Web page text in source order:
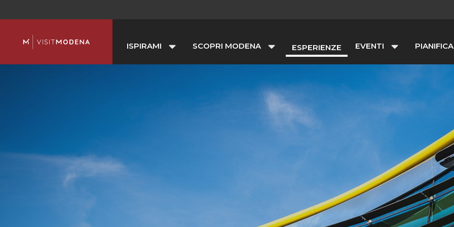
ISPIRAMI SCOPRI MODENA ESPERIENZE EVENTI